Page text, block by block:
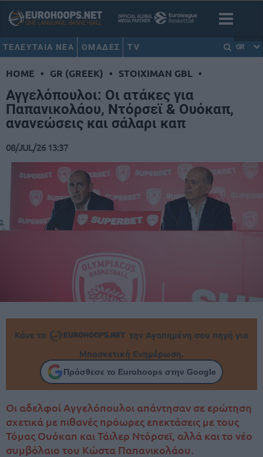
ΤΕΛΕΥΤΑΙΑ ΝΕΑ ΟΜΑΔΕΣ TV GR
HOME • GR (GREEK) • STOIXIMAN GBL •
Αγγελόπουλοι: Οι ατάκες για
Παπανικολάου, Ντόρσεϊ & Ουόκαπ,
ανανεώσεις και σάλαρι καπ
08/JUL/26 13:37
Κάνε το
την Αγαπημένη σου πηγή για
Μπασκετική Ενημέρωση.
Πρόσθεσε το Eurohoops στην Google
Οι αδελφοί Αγγελόπουλοι απάντησαν σε ερώτηση
σχετικά με πιθανές πρόωρες επεκτάσεις με τους
Τόμας Ουόκαπ και Τάιλερ Ντόρσεϊ, αλλά και το νέο
συμβόλαιο του Κώστα Παπανικολάου.